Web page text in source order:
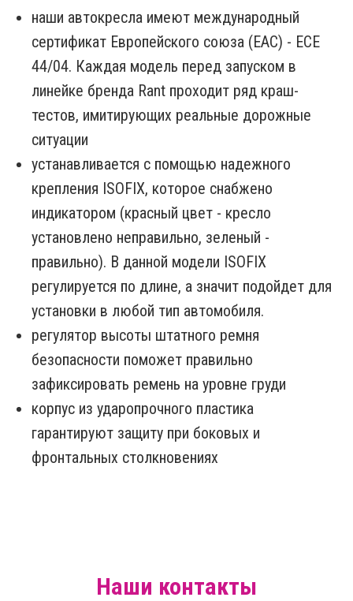
наши автокресла имеют международный
сертификат Европейского союза (EAC) - ECE
44/04. Каждая модель перед запуском в
линейке бренда Rant проходит ряд краш-
тестов, имитирующих реальные дорожные
ситуации
устанавливается с помощью надежного
крепления ISOFIX, которое снабжено
индикатором (красный цвет - кресло
установлено неправильно, зеленый -
правильно). В данной модели ISOFIX
регулируется по длине, а значит подойдет для
установки в любой тип автомобиля.
регулятор высоты штатного ремня
безопасности поможет правильно
зафиксировать ремень на уровне груди
корпус из ударопрочного пластика
гарантируют защиту при боковых и
фронтальных столкновениях
Наши контакты